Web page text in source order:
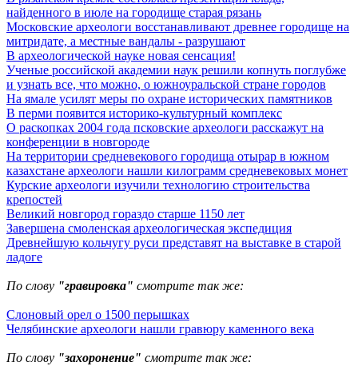
найденного в июле на городище старая рязань
Московские археологи восстанавливают древнее городище на
митридате, а местные вандалы - разрушают
В археологической науке новая сенсация!
Ученые российской академии наук решили копнуть поглубже
и узнать все, что можно, о южноуральской стране городов
На ямале усилят меры по охране исторических памятников
В перми появится историко-культурный комплекс
О раскопках 2004 года псковские археологи расскажут на
конференции в новгороде
На территории средневекового городища отырар в южном
казахстане археологи нашли килограмм средневековых монет
Курские археологи изучили технологию строительства
крепостей
Великий новгород гораздо старше 1150 лет
Завершена смоленская археологическая экспедиция
Древнейшую кольчугу руси представят на выставке в старой
ладоге
По слову "гравировка" смотрите так же:
Слоновый орел о 1500 перышках
Челябинские археологи нашли гравюру каменного века
По слову "захоронение" смотрите так же: